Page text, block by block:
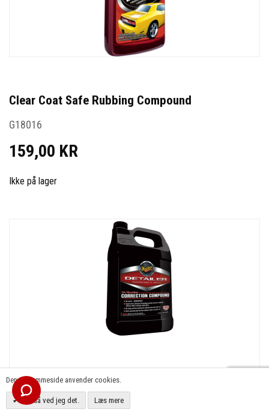
Clear Coat Safe Rubbing Compound
G18016
159,00 KR
Ikke på lager
Denne hjemmeside anvender cookies.
OK, så ved jeg det. Læs mere